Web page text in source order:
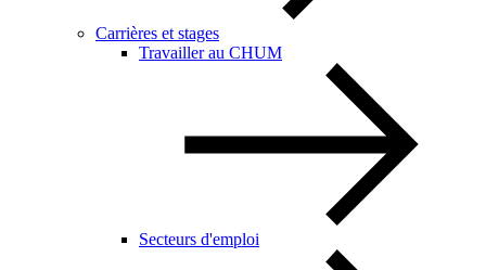
Carrières et stages
Travailler au CHUM
Secteurs d'emploi